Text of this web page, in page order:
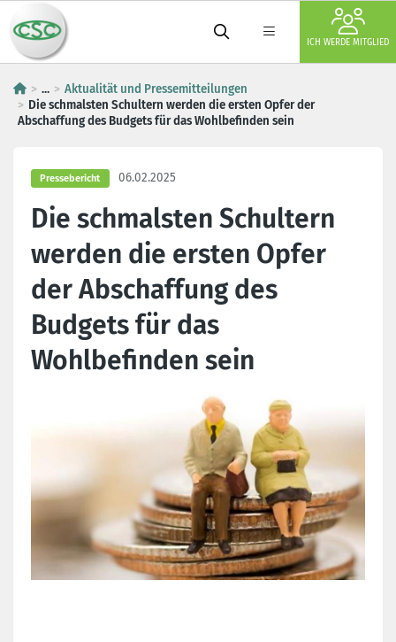
ICH WERDE MITGLIED
...
Aktualität und Pressemitteilungen
Die schmalsten Schultern werden die ersten Opfer der
Abschaffung des Budgets für das Wohlbefinden sein
Pressebericht 06.02.2025
Die schmalsten Schultern
werden die ersten Opfer
der Abschaffung des
Budgets für das
Wohlbefinden sein